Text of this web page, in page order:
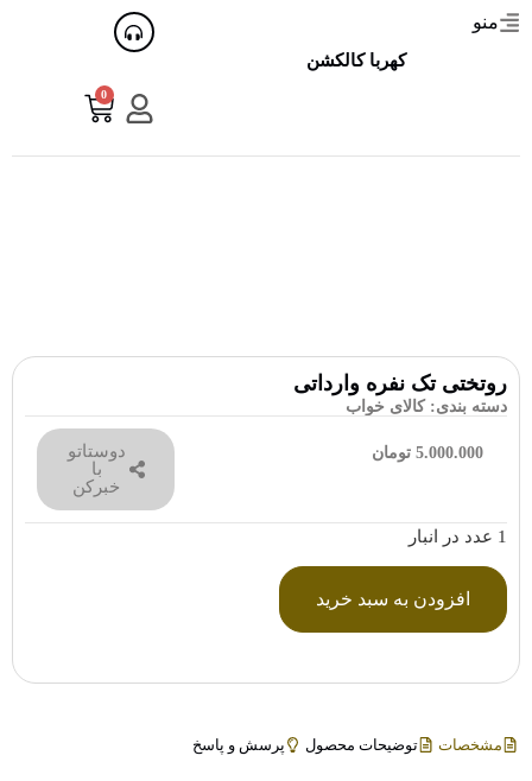
منو
کهربا کالکشن
0
روتختی تک نفره وارداتی
دسته بندی: کالای خواب
5.000.000 تومان
دوستاتو
با
خبرکن
1 عدد در انبار
افزودن به سبد خرید
مشخصات توضیحات محصول پرسش و پاسخ